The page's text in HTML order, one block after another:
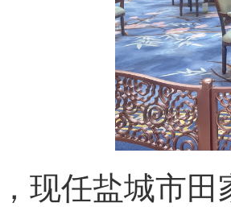
现任盐城市